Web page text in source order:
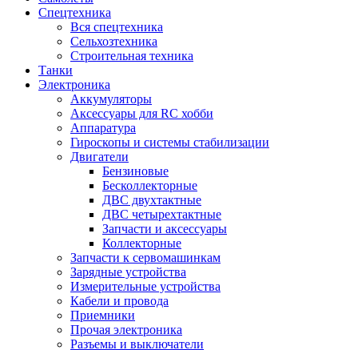
Спецтехника
Вся спецтехника
Сельхозтехника
Строительная техника
Танки
Электроника
Аккумуляторы
Аксессуары для RC хобби
Аппаратура
Гироскопы и системы стабилизации
Двигатели
Бензиновые
Бесколлекторные
ДВС двухтактные
ДВС четырехтактные
Запчасти и аксессуары
Коллекторные
Запчасти к сервомашинкам
Зарядные устройства
Измерительные устройства
Кабели и провода
Приемники
Прочая электроника
Разъемы и выключатели